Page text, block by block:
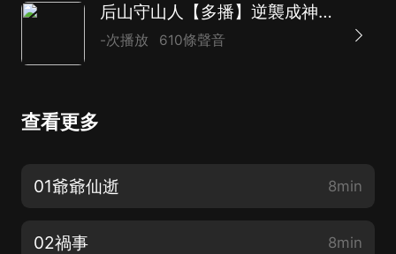
后山守山人【多播】逆襲成神之路
-次播放 610條聲音
查看更多
01爺爺仙逝 8min
02禍事 8min